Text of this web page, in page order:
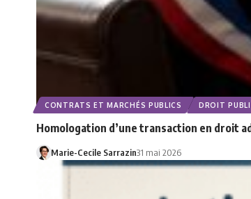
CONTRATS ET MARCHÉS PUBLICS DROIT
Homologation d’une transaction en droit
Marie-Cecile Sarrazin31 mai 2026